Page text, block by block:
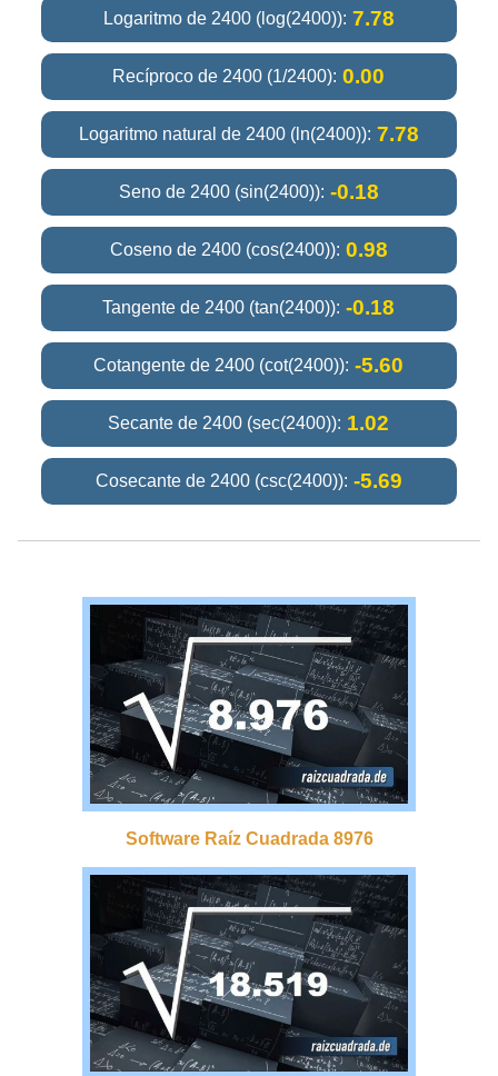
Logaritmo de 2400 (log(2400)): 7.78
Recíproco de 2400 (1/2400): 0.00
Logaritmo natural de 2400 (ln(2400)): 7.78
Seno de 2400 (sin(2400)): -0.18
Coseno de 2400 (cos(2400)): 0.98
Tangente de 2400 (tan(2400)): -0.18
Cotangente de 2400 (cot(2400)): -5.60
Secante de 2400 (sec(2400)): 1.02
Cosecante de 2400 (csc(2400)): -5.69
Software Raíz Cuadrada 8976